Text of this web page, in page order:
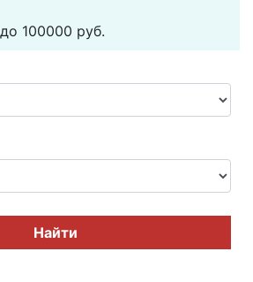
100000 руб.
Найти